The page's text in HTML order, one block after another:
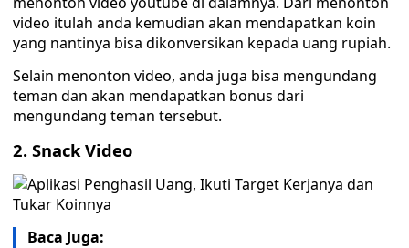
video itulah anda kemudian akan mendapatkan koin
yang nantinya bisa dikonversikan kepada uang rupiah.
Selain menonton video, anda juga bisa mengundang
teman dan akan mendapatkan bonus dari
mengundang teman tersebut.
2. Snack Video
Baca Juga: